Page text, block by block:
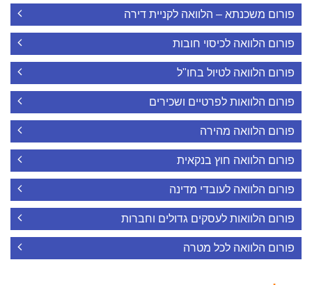
פורום משכנתא – הלוואה לקניית דירה
פורום הלוואה לכיסוי חובות
פורום הלוואה לטיול בחו"ל
פורום הלוואות לפרטיים ושכירים
פורום הלוואה מהירה
פורום הלוואה חוץ בנקאית
פורום הלוואה לעובדי מדינה
פורום הלוואות לעסקים גדולים וחברות
פורום הלוואה לכל מטרה